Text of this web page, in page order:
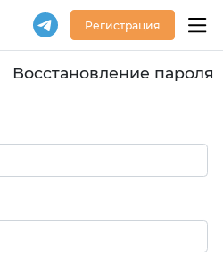
Регистрация
Восстановление пароля